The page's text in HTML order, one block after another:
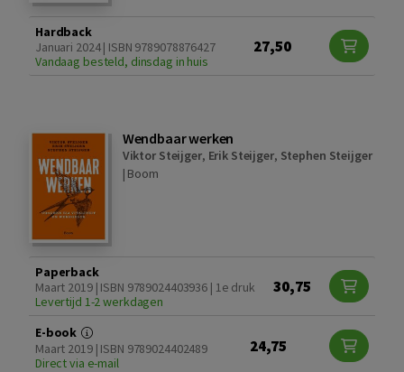
Hardback
Januari 2024 | ISBN 9789078876427
Vandaag besteld, dinsdag in huis
27,50
Wendbaar werken
Viktor Steijger, Erik Steijger, Stephen Steijger
| Boom
Paperback
Maart 2019 | ISBN 9789024403936 | 1e druk
Levertijd 1-2 werkdagen
30,75
E-book
Maart 2019 | ISBN 9789024402489
Direct via e-mail
24,75